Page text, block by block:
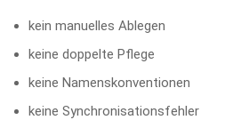
kein manuelles Ablegen
keine doppelte Pflege
keine Namenskonventionen
keine Synchronisationsfehler